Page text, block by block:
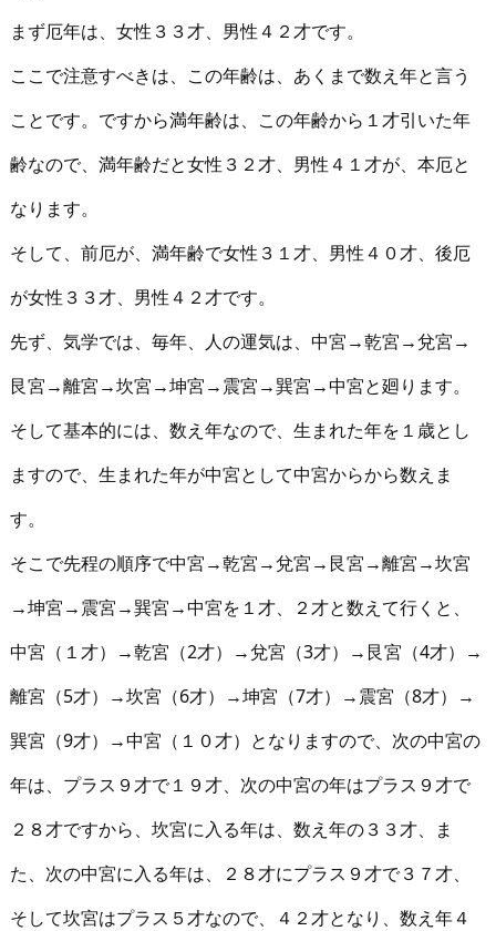
まず厄年は、女性３３才、男性４２才です。
ここで注意すべきは、この年齢は、あくまで数え年と言う
ことです。ですから満年齢は、この年齢から１才引いた年
齢なので、満年齢だと女性３２才、男性４１才が、本厄と
なります。
そして、前厄が、満年齢で女性３１才、男性４０才、後厄
が女性３３才、男性４２才です。
先ず、気学では、毎年、人の運気は、中宮→乾宮→兌宮→
艮宮→離宮→坎宮→坤宮→震宮→巽宮→中宮と廻ります。
そして基本的には、数え年なので、生まれた年を１歳とし
ますので、生まれた年が中宮として中宮からから数えま
す。
そこで先程の順序で中宮→乾宮→兌宮→艮宮→離宮→坎宮
→坤宮→震宮→巽宮→中宮を１才、２才と数えて行くと、
中宮（１才）→乾宮（2才）→兌宮（3才）→艮宮（4才）→
離宮（5才）→坎宮（6才）→坤宮（7才）→震宮（8才）→
巽宮（9才）→中宮（１０才）となりますので、次の中宮の
年は、プラス９才で１９才、次の中宮の年はプラス９才で
２８才ですから、坎宮に入る年は、数え年の３３才、ま
た、次の中宮に入る年は、２８才にプラス９才で３７才、
そして坎宮はプラス５才なので、４２才となり、数え年４